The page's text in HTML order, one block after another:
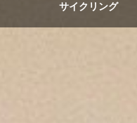
サイクリング